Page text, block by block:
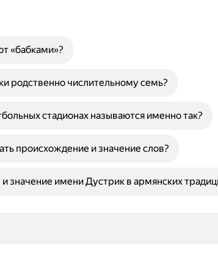
«бабками»?
родственно числительному семь?
стадионах называются именно так?
происхождение и значение слов?
значение имени Дустрик в армянских